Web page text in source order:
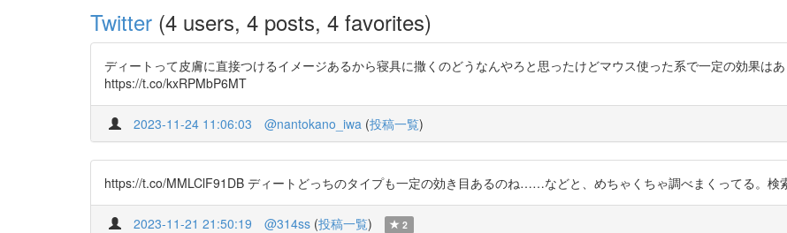
Twitter (4 users, 4 posts, 4 favorites)
ディートって皮膚に直接つけるイメージあるから寝具に撒くのどうなんやろと思ったけどマウス使った系で一定の効果は
https://t.co/kxRPMbP6MT
2023-11-24 11:06:03 @nantokano_iwa (投稿一覧)
https://t.co/MMLClF91DB ディートどっちのタイプも一定の効き目あるのね……などと、めちゃくちゃ調べまくってる。検
2023-11-21 21:50:19 @314ss (投稿一覧) 2